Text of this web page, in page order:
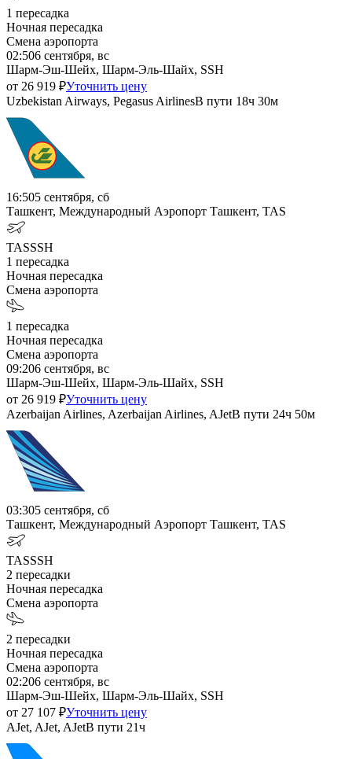
1 пересадка
Ночная пересадка
Смена аэропорта
02:506 сентября, вс
Шарм-Эш-Шейх, Шарм-Эль-Шайх, SSH
от 26 919 ₽Уточнить цену
Uzbekistan Airways, Pegasus AirlinesВ пути 18ч 30м
16:505 сентября, сб
Ташкент, Международный Аэропорт Ташкент, TAS
TASSSH
1 пересадка
Ночная пересадка
Смена аэропорта
1 пересадка
Ночная пересадка
Смена аэропорта
09:206 сентября, вс
Шарм-Эш-Шейх, Шарм-Эль-Шайх, SSH
от 26 919 ₽Уточнить цену
Azerbaijan Airlines, Azerbaijan Airlines, AJetВ пути 24ч 50м
03:305 сентября, сб
Ташкент, Международный Аэропорт Ташкент, TAS
TASSSH
2 пересадки
Ночная пересадка
Смена аэропорта
2 пересадки
Ночная пересадка
Смена аэропорта
02:206 сентября, вс
Шарм-Эш-Шейх, Шарм-Эль-Шайх, SSH
от 27 107 ₽Уточнить цену
AJet, AJet, AJetВ пути 21ч